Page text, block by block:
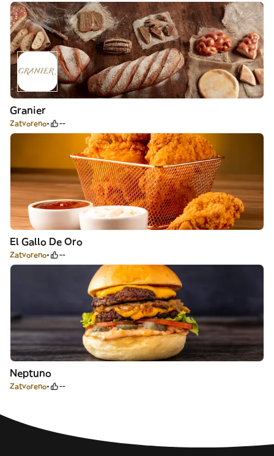
Granier
Zatvoreno --
El Gallo De Oro
Zatvoreno --
Neptuno
Zatvoreno --